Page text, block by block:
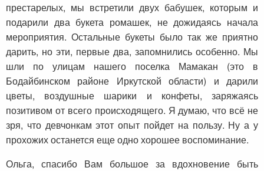
престарелых, мы встретили двух бабушек, которым и
подарили два букета ромашек, не дожидаясь начала
мероприятия. Остальные букеты было так же приятно
дарить, но эти, первые два, запомнились особенно. Мы
шли по улицам нашего поселка Мамакан (это в
Бодайбинском районе Иркутской области) и дарили
цветы, воздушные шарики и конфеты, заряжаясь
позитивом от всего происходящего. Я думаю, что всё не
зря, что девчонкам этот опыт пойдет на пользу. Ну а у
прохожих останется еще одно хорошее воспоминание.
Ольга, спасибо Вам большое за вдохновение быть